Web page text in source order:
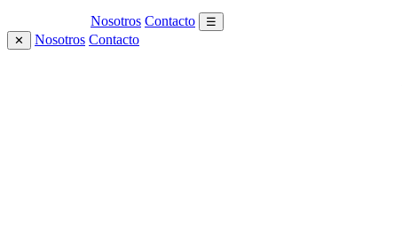
Nosotros Contacto
☰
✕
Nosotros Contacto